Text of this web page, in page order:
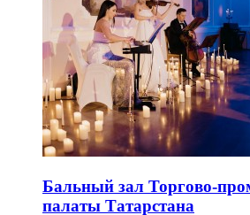
Бальный зал Торгово-
палаты Татарстана